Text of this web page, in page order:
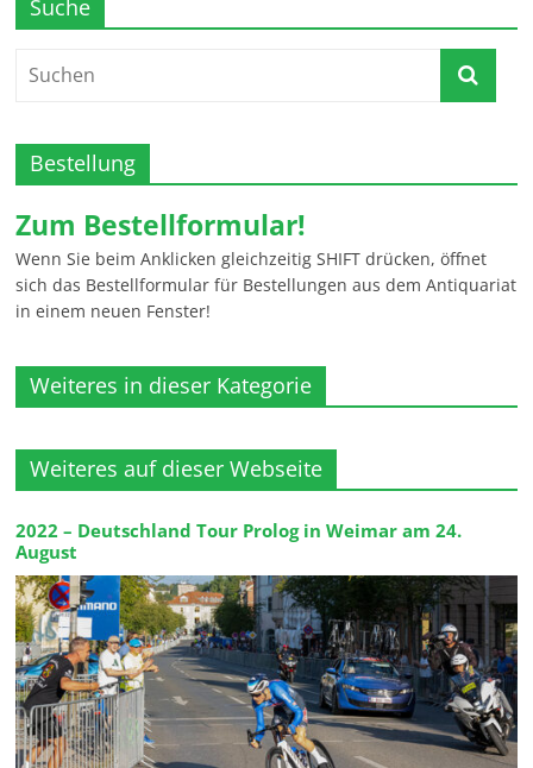
Suche
Bestellung
Zum Bestellformular!
Wenn Sie beim Anklicken gleichzeitig SHIFT drücken, öffnet
sich das Bestellformular für Bestellungen aus dem Antiquariat
in einem neuen Fenster!
Weiteres in dieser Kategorie
Weiteres auf dieser Webseite
2022 – Deutschland Tour Prolog in Weimar am 24.
August